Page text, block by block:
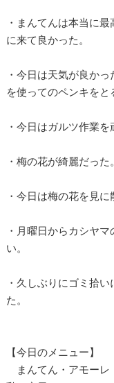
・まんてんは本当に
に来て良かった。
・今日は天気が良か
を使ってのペンキをと
・今日はガルツ作業
・梅の花が綺麗だった。
・今日は梅の花を見に
・月曜日からカシヤ
い。
・久しぶりにゴミ拾
た。
【今日のメニュー】
まんてん・アモーレ